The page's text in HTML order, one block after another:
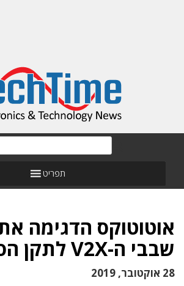
תפריט
אוטוטוקס הדגימה
שבבי ה-V2X לתקן הסיני
28 אוקטובר, 2019